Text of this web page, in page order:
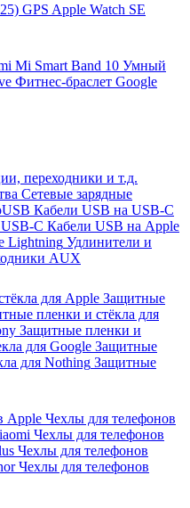
GPS Apple Watch SE
Mi Smart Band 10 Умный
Фитнес-браслет Google
переходники и т.д.
Сетевые зарядные
Кабели USB на USB-C
C Кабели USB на Apple
Lightning Удлинители и
AUX
для Apple Защитные
пленки и стёкла для
Защитные пленки и
для Google Защитные
для Nothing Защитные
Apple Чехлы для телефонов
Чехлы для телефонов
Чехлы для телефонов
Чехлы для телефонов